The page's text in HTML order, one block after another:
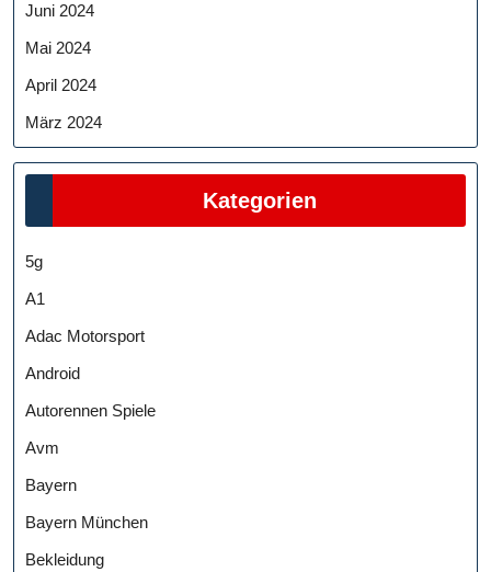
Juni 2024
Mai 2024
April 2024
März 2024
Kategorien
5g
A1
Adac Motorsport
Android
Autorennen Spiele
Avm
Bayern
Bayern München
Bekleidung